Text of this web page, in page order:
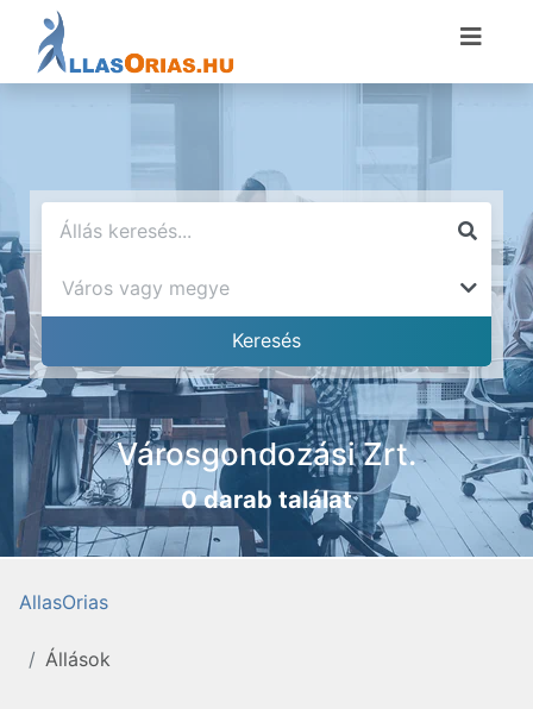
Városgondozási Zrt.
0 darab találat
AllasOrias
Állások